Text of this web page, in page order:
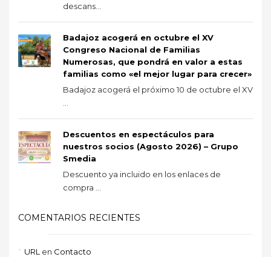
descans...
Badajoz acogerá en octubre el XV
Congreso Nacional de Familias
Numerosas, que pondrá en valor a estas
familias como «el mejor lugar para crecer»
Badajoz acogerá el próximo 10 de octubre el XV
Descuentos en espectáculos para
nuestros socios (Agosto 2026) – Grupo
Smedia
Descuento ya incluido en los enlaces de
compra ...
COMENTARIOS RECIENTES
URL en Contacto